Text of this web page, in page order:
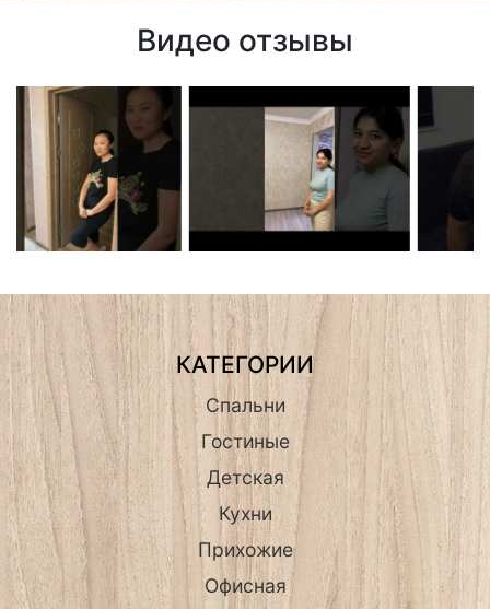
Видео отзывы
КАТЕГОРИИ
Спальни
Гостиные
Детская
Кухни
Прихожие
Офисная